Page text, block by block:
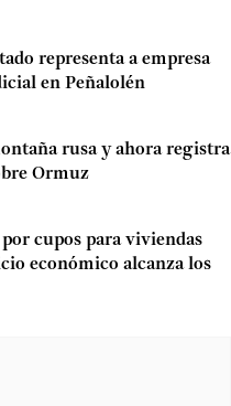
representa a empresa
en Peñalolén
rusa y ahora registra
Ormuz
cupos para viviendas
económico alcanza los